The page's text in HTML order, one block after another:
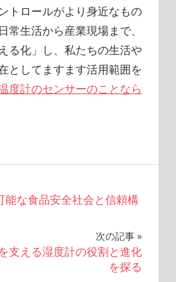
トロールがより身近なもの
常生活から産業現場まで、
る化」し、私たちの生活や
としてますます活用範囲を
度計のセンサーのことなら
能な食品安全社会と信頼構
次の記事
支える湿度計の役割と進化
を探る